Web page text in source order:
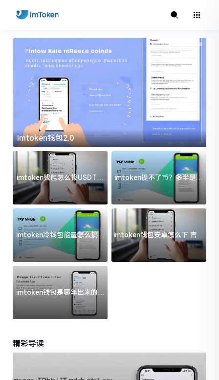
imtoken钱包2.0
imtoken钱包怎么找USDT地
址？三步搞定不踩坑
imtoken提不了币？多半是这
几件事没处理好
imtoken冷钱包能量怎么搞？
过来人告诉你门道
imtoken钱包安卓怎么下 官方
渠道避坑指南
imtoken钱包是哪年出来的？
一文给你说清楚
精彩导读